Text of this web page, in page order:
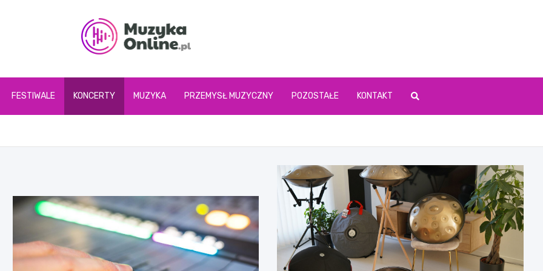
muzykaonline.pl
FESTIWALE KONCERTY MUZYKA PRZEMYSŁ MUZYCZNY POZOSTAŁE KONTAKT